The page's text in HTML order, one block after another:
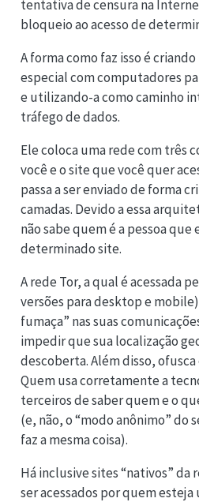
tentativa de censura na
bloqueio ao acesso de
A forma como faz isso é
especial com computadores
e utilizando-a como caminho
tráfego de dados.
Ele coloca uma rede com três
você e o site que você quer
passa a ser enviado de forma
camadas. Devido a essa
não sabe quem é a pessoa que
determinado site.
A rede Tor, a qual é acessada
versões para desktop e
fumaça” nas suas
impedir que sua localização
descoberta. Além disso,
Quem usa corretamente a
terceiros de saber quem e o
(e, não, o “modo anônimo” do
faz a mesma coisa).
Há inclusive sites “nativos” da
ser acessados por quem